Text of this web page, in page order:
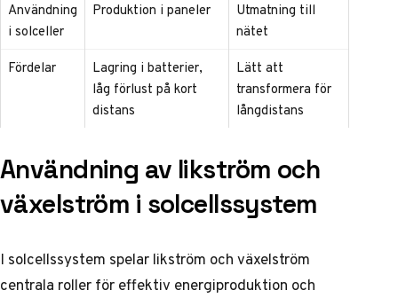
Användning
i solceller
Produktion i paneler
Utmatning till
nätet
Fördelar
Lagring i batterier,
låg förlust på kort
distans
Lätt att
transformera för
långdistans
Användning av likström och
växelström i solcellssystem
I solcellssystem spelar likström och växelström
centrala roller för effektiv energiproduktion och